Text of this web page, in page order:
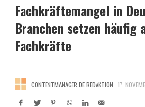
Fachkräftemangel in
Branchen setzen häufig
Fachkräfte
CONTENTMANAGER.DE REDAKTION 17.